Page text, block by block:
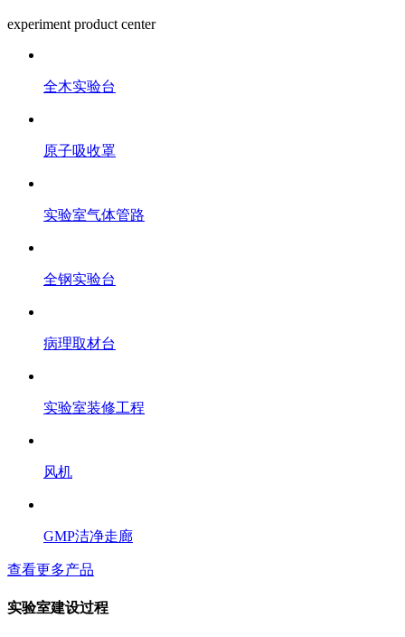
experiment product center
全木实验台
原子吸收罩
实验室气体管路
全钢实验台
病理取材台
实验室装修工程
风机
GMP洁净走廊
查看更多产品
实验室建设过程